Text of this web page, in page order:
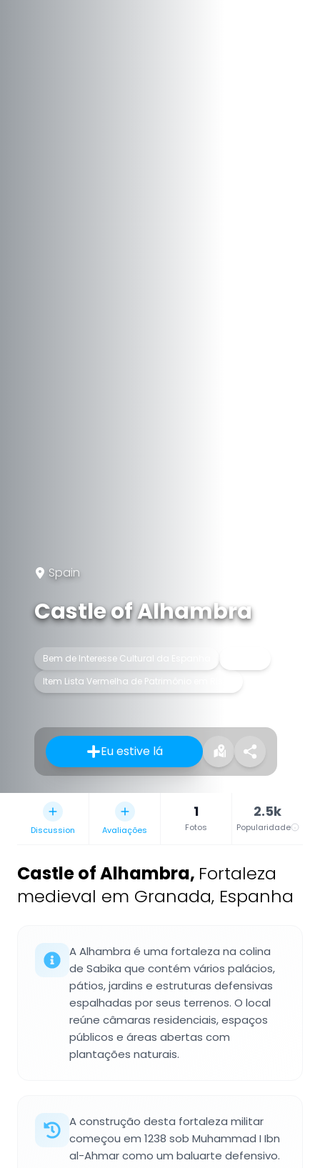
Spain
Castle of Alhambra
Bem de Interesse Cultural da Espanha
Item Lista Vermelha de Patrimônio em Risco
Eu estive lá
Discussion Avaliações
1
Fotos
2.5k
Popularidade
Castle of Alhambra, Fortaleza
medieval em Granada, Espanha
A Alhambra é uma fortaleza na colina
de Sabika que contém vários palácios,
pátios, jardins e estruturas defensivas
espalhadas por seus terrenos. O local
reúne câmaras residenciais, espaços
públicos e áreas abertas com
plantações naturais.
A construção desta fortaleza militar
começou em 1238 sob Muhammad I Ibn
al-Ahmar como um baluarte defensivo.